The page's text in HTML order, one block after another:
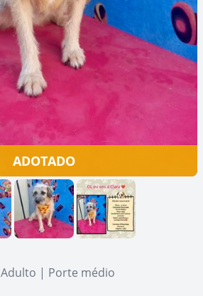
ADOTADO
| Porte médio